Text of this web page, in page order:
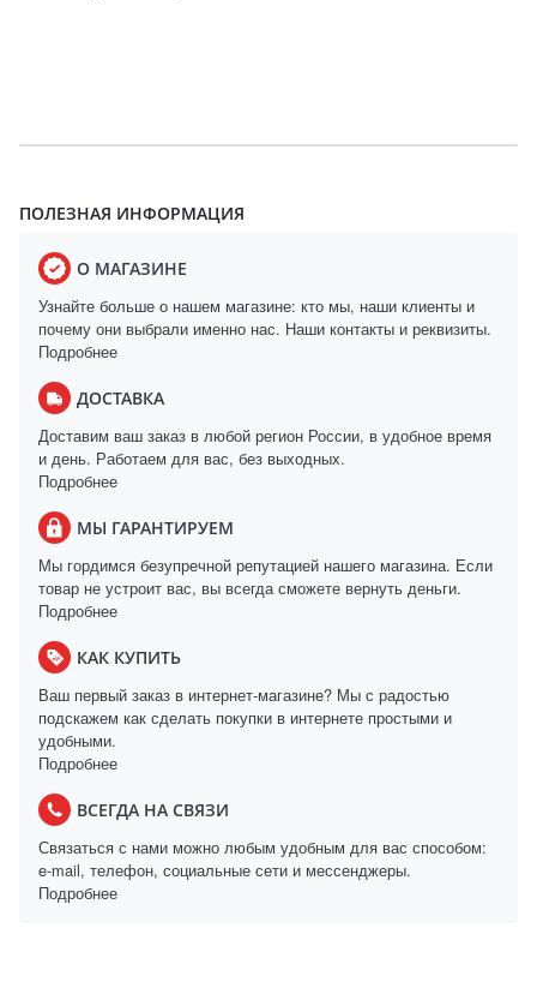
ПОЛЕЗНАЯ ИНФОРМАЦИЯ
О МАГАЗИНЕ
Узнайте больше о нашем магазине: кто мы, наши клиенты и
почему они выбрали именно нас. Наши контакты и реквизиты.
Подробнее
ДОСТАВКА
Доставим ваш заказ в любой регион России, в удобное время
и день. Работаем для вас, без выходных.
Подробнее
МЫ ГАРАНТИРУЕМ
Мы гордимся безупречной репутацией нашего магазина. Если
товар не устроит вас, вы всегда сможете вернуть деньги.
Подробнее
КАК КУПИТЬ
Ваш первый заказ в интернет-магазине? Мы с радостью
подскажем как сделать покупки в интернете простыми и
удобными.
Подробнее
ВСЕГДА НА СВЯЗИ
Связаться с нами можно любым удобным для вас способом:
e-mail, телефон, социальные сети и мессенджеры.
Подробнее